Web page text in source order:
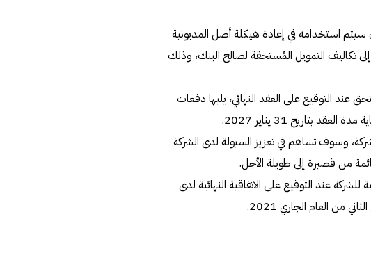
سيتم استخدامه في إعادة هيكلة أصل المديونية
دينار، بالإضافة إلى تكاليف التمويل المُستحقة لصالح البنك، وذلك
عند التوقيع على العقد النهائي، يليها دفعات
وسوف تساهم في تعزيز السيولة لدى الشركة
من قصيرة إلى طويلة الأجل.
للشركة عند التوقيع على الاتفاقية النهائية لدى
من العام الجاري 2021.